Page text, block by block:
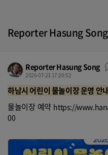
Reporter Hasung Song
Reporter Hasung Song
2026-07-23 17:20:52
하남시 어린이 물놀이장 운영 안
물놀이장 예약 https://
00